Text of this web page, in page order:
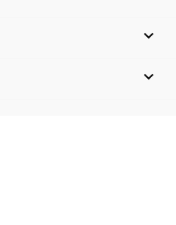

